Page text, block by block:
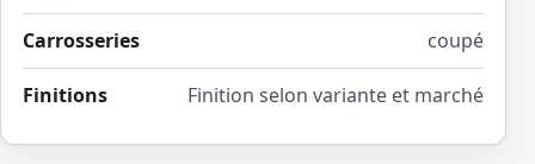
Carrosseries coupé
Finitions Finition selon variante et marché